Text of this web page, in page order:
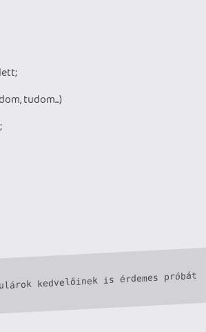
tudom...)
kedvelőinek is érdemes próbát